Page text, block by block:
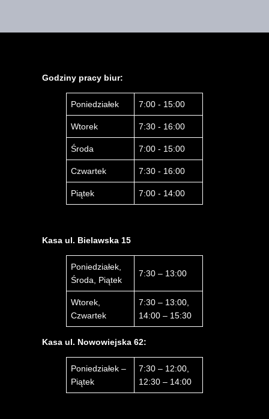
Godziny pracy biur:
Poniedziałek 7:00 - 15:00
Wtorek 7:30 - 16:00
Środa 7:00 - 15:00
Czwartek 7:30 - 16:00
Piątek 7:00 - 14:00
Kasa ul. Bielawska 15
Poniedziałek,
Środa, Piątek
7:30 – 13:00
Wtorek,
Czwartek
7:30 – 13:00,
14:00 – 15:30
Kasa ul. Nowowiejska 62:
Poniedziałek –
Piątek
7:30 – 12:00,
12:30 – 14:00